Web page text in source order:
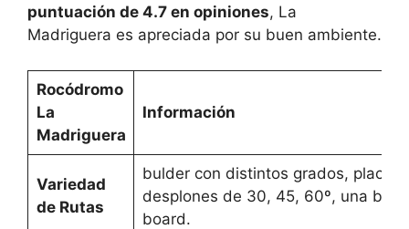
puntuación de 4.7 en opiniones, La
Madriguera es apreciada por su buen ambiente.
Rocódromo
La
Madriguera
Información
Variedad
de Rutas
bulder con distintos grados, placa.
desplones de 30, 45, 60º, una
board.